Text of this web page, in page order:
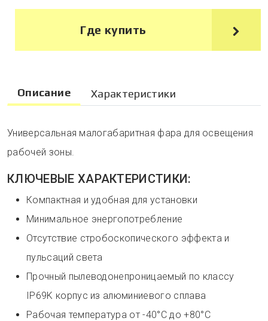
Где купить
Описание Характеристики
Универсальная малогабаритная фара для освещения
рабочей зоны.
КЛЮЧЕВЫЕ ХАРАКТЕРИСТИКИ:
Компактная и удобная для установки
Минимальное энергопотребление
Отсутствие стробоскопического эффекта и
пульсаций света
Прочный пылеводонепроницаемый по классу
IP69K корпус из алюминиевого сплава
Рабочая температура от -40°С до +80°С